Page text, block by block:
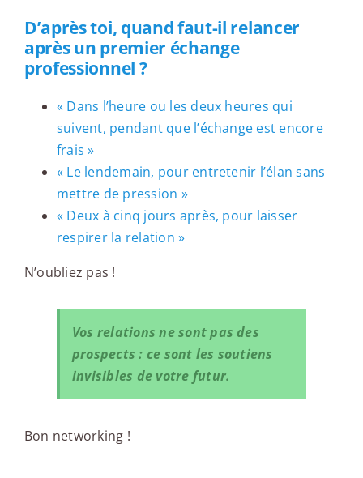
D’après toi, quand faut-il relancer
après un premier échange
professionnel ?
« Dans l’heure ou les deux heures qui
suivent, pendant que l’échange est encore
frais »
« Le lendemain, pour entretenir l’élan sans
mettre de pression »
« Deux à cinq jours après, pour laisser
respirer la relation »
N’oubliez pas !
Vos relations ne sont pas des
prospects : ce sont les soutiens
invisibles de votre futur.
Bon networking !